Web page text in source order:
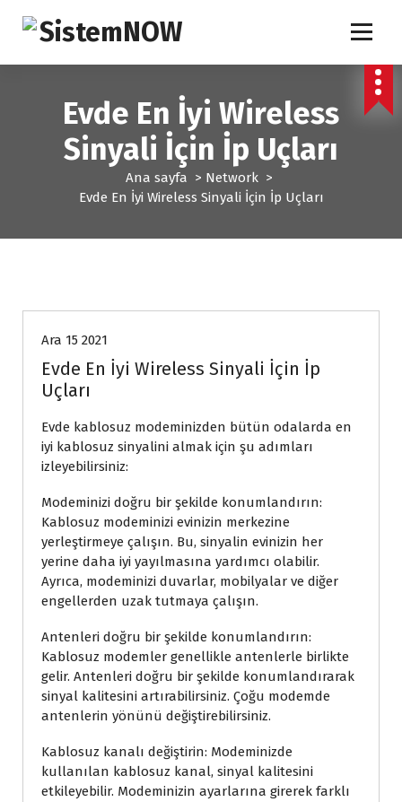
r
Evde En İyi Wireless
Sinyali İçin İp Uçları
Ana sayfa > Network >
Evde En İyi Wireless Sinyali İçin İp Uçları
Ara 15 2021
Evde En İyi Wireless Sinyali İçin İp
Uçları
Evde kablosuz modeminizden bütün odalarda en
iyi kablosuz sinyalini almak için şu adımları
izleyebilirsiniz:
Modeminizi doğru bir şekilde konumlandırın:
Kablosuz modeminizi evinizin merkezine
yerleştirmeye çalışın. Bu, sinyalin evinizin her
yerine daha iyi yayılmasına yardımcı olabilir.
Ayrıca, modeminizi duvarlar, mobilyalar ve diğer
engellerden uzak tutmaya çalışın.
Antenleri doğru bir şekilde konumlandırın:
Kablosuz modemler genellikle antenlerle birlikte
gelir. Antenleri doğru bir şekilde konumlandırarak
sinyal kalitesini artırabilirsiniz. Çoğu modemde
antenlerin yönünü değiştirebilirsiniz.
Kablosuz kanalı değiştirin: Modeminizde
kullanılan kablosuz kanal, sinyal kalitesini
etkileyebilir. Modeminizin ayarlarına girerek farklı